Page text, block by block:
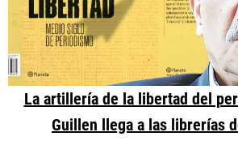
La artillería de la libertad del
Guillen llega a las librerías